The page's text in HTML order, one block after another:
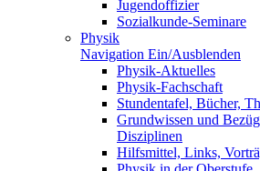
Jugendoffizier
Sozialkunde-Seminare
Physik
Navigation Ein/Ausblenden
Physik-Aktuelles
Physik-Fachschaft
Stundentafel, Bücher,
Grundwissen und
Disziplinen
Hilfsmittel, Links,